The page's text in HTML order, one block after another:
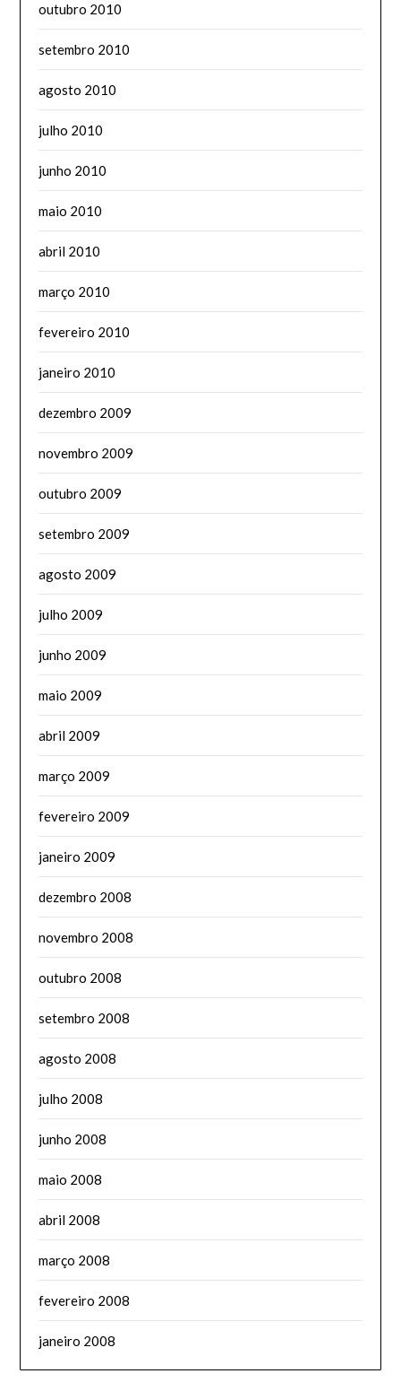
outubro 2010
setembro 2010
agosto 2010
julho 2010
junho 2010
maio 2010
abril 2010
março 2010
fevereiro 2010
janeiro 2010
dezembro 2009
novembro 2009
outubro 2009
setembro 2009
agosto 2009
julho 2009
junho 2009
maio 2009
abril 2009
março 2009
fevereiro 2009
janeiro 2009
dezembro 2008
novembro 2008
outubro 2008
setembro 2008
agosto 2008
julho 2008
junho 2008
maio 2008
abril 2008
março 2008
fevereiro 2008
janeiro 2008